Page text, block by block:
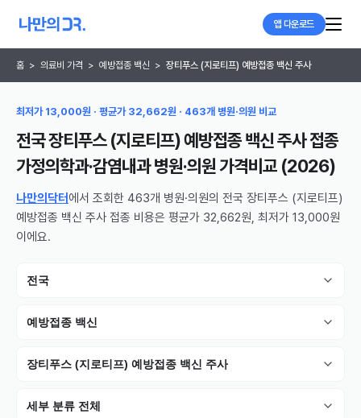
앱 다운로드
홈 > 의료비 가격 > 예방접종 백신 > 장티푸스 (지로티프) 예방접종 백신 주사
최저가 13,000원 · 평균가 32,662원 · 463개 병원·의원 비교
전국 장티푸스 (지로티프) 예방접종 백신 주사 접종
가정의학과·감염내과 병원·의원가격비교 (2026)
나만의닥터 에서 조회한 463개 병원·의원의 전국 장티푸스 (지로티프)
예방접종 백신 주사 접종 비용은 평균가 32,662원, 최저가 13,000원
이에요.
전국
예방접종 백신
장티푸스 (지로티프) 예방접종 백신 주사
세부 분류 전체